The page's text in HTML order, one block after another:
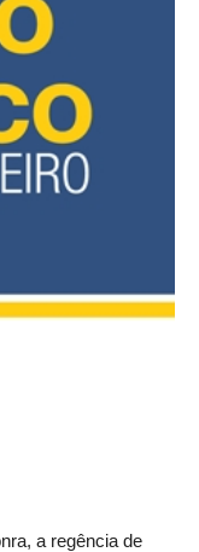
a regência de